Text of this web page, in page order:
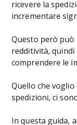
ricevere la
incrementare
Questo però
redditività,
comprendere le
Quello che voglio
spedizioni, ci
In questa guida,